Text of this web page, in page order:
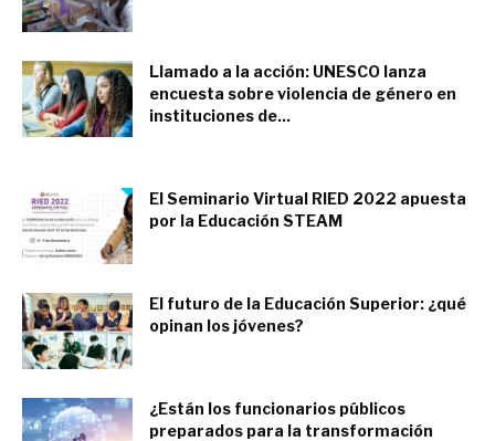
Llamado a la acción: UNESCO lanza
encuesta sobre violencia de género en
instituciones de...
El Seminario Virtual RIED 2022 apuesta
por la Educación STEAM
El futuro de la Educación Superior: ¿qué
opinan los jóvenes?
¿Están los funcionarios públicos
preparados para la transformación